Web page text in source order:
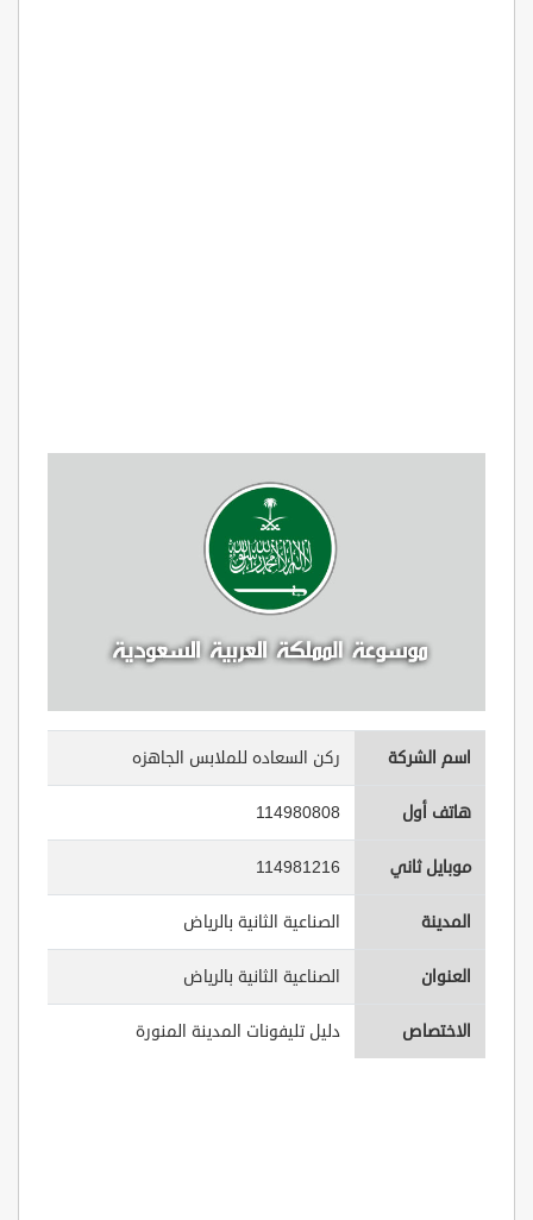
اسم الشركة ركن السعاده للملابس الجاهزه
هاتف أول 114980808
موبايل ثاني 114981216
المدينة الصناعية الثانية بالرياض
العنوان الصناعية الثانية بالرياض
الاختصاص دليل تليفونات المدينة المنورة